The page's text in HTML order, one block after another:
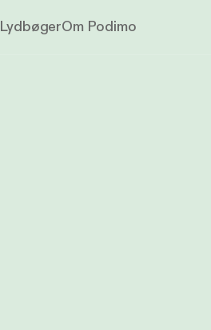
LydbøgerOm Podimo